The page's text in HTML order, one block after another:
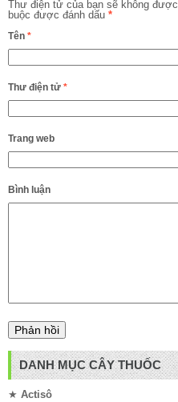
Thư điện tử của bạn sẽ không
buộc được đánh dấu *
Tên *
Thư điện tử *
Trang web
Bình luận
DANH MỤC CÂY THUỐC
★ Actisô